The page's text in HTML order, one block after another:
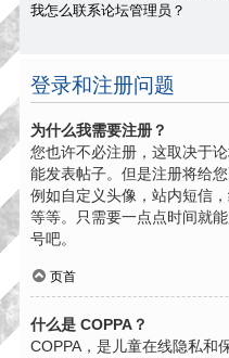
我怎么联系论坛管理员？
登录和注册问题
为什么我需要注册？
您也许不必注册，这取决于
能发表帖子。但是注册将给
例如自定义头像，站内短信
等等。只需要一点点时间就
号吧。
页首
什么是 COPPA？
COPPA，是儿童在线隐私和